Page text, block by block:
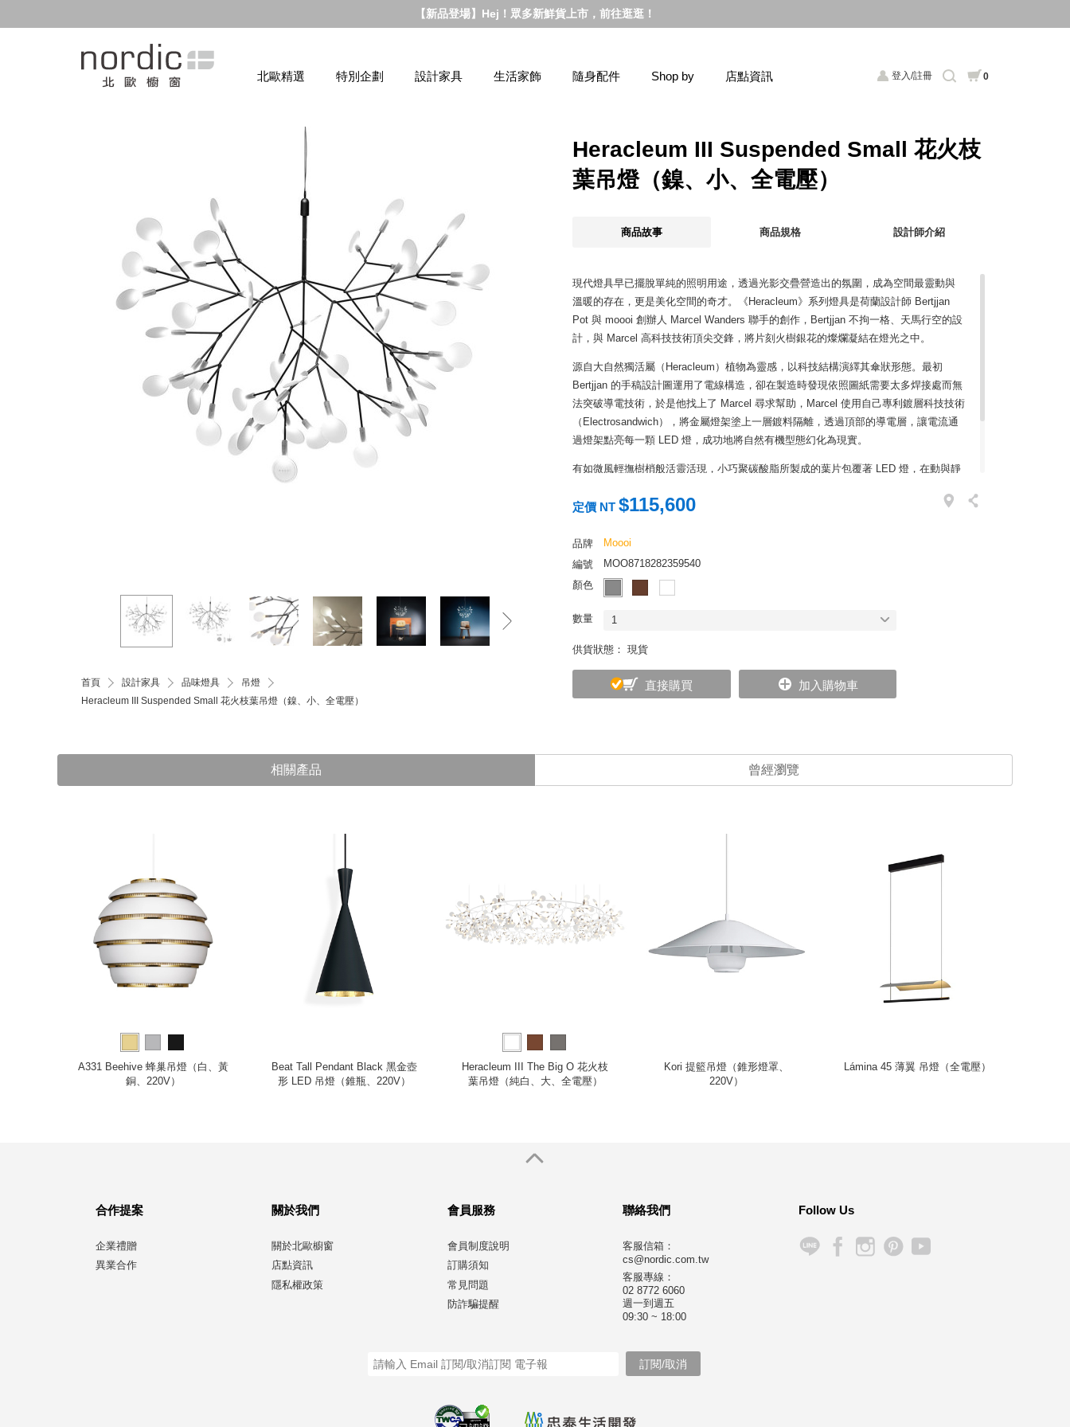
【新品登場】Hej！眾多新鮮貨上市，前往逛逛！
登入/註冊 0
北歐精選 特別企劃 設計家具 生活家飾 隨身配件 Shop by 店點資訊
首頁 設計家具 品味燈具
吊燈
Heracleum III Suspended Small 花火枝葉吊燈（鎳、小、全電壓）
Heracleum III Suspended Small 花火枝
葉吊燈（鎳、小、全電壓）
商品故事 商品規格 設計師介紹
現代燈具早已擺脫單純的照明用途，透過光影交疊營造出的氛圍，成為空間最靈動與
溫暖的存在，更是美化空間的奇才。《Heracleum》系列燈具是荷蘭設計師 Bertjjan
Pot 與 moooi 創辦人 Marcel Wanders 聯手的創作，Bertjjan 不拘一格、天馬行空的設
計，與 Marcel 高科技技術頂尖交鋒，將片刻火樹銀花的燦爛凝結在燈光之中。
源自大自然獨活屬（Heracleum）植物為靈感，以科技結構演繹其傘狀形態。最初
Bertjjan 的手稿設計圖運用了電線構造，卻在製造時發現依照圖紙需要太多焊接處而無
法突破導電技術，於是他找上了 Marcel 尋求幫助，Marcel 使用自己專利鍍層科技技術
（Electrosandwich），將金屬燈架塗上一層鍍料隔離，透過頂部的導電層，讓電流通
過燈架點亮每一顆 LED 燈，成功地將自然有機型態幻化為現實。
有如微風輕撫樹梢般活靈活現，小巧聚碳酸脂所製成的葉片包覆著 LED 燈，在動與靜
制光線的折射，當你換個角度，便會發現它不同的姿態，時時刻刻都有意想不到的縱
定價 NT $115,600
品牌
Moooi
編號
MOO8718282359540
顏色
數量 1
供貨狀態： 現貨
直接購買 加入購物車
相關產品 曾經瀏覽
A331 Beehive 蜂巢吊燈（白、黃
銅、220V）
Beat Tall Pendant Black 黑金壺
形 LED 吊燈（錐瓶、220V）
Heracleum III The Big O 花火枝
葉吊燈（純白、大、全電壓）
Kori 提籃吊燈（錐形燈罩、
220V）
Lámina 45 薄翼 吊燈（全電壓）
合作提案
企業禮贈
異業合作
關於我們
關於北歐櫥窗
店點資訊
隱私權政策
會員服務
會員制度說明
訂購須知
常見問題
防詐騙提醒
聯絡我們
客服信箱：
cs@nordic.com.tw
客服專線：
02 8772 6060
週一到週五
09:30 ~ 18:00
Follow Us